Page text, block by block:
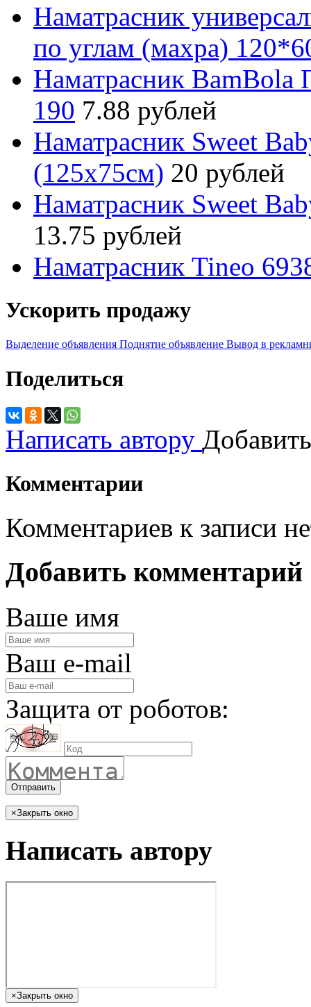
Наматрасник
по углам (махра)
Наматрасник
190 7.88 рублей
Наматрасник Sweet
(125х75см) 20 рублей
Наматрасник Sweet
13.75 рублей
Наматрасник Tineo
Ускорить продажу
Выделение объявления Поднятие объявление Вывод в
Поделиться
Написать автору
Комментарии
Комментариев к записи
Добавить комментарий
Ваше имя
Ваш e-mail
Защита от роботов:
Отправить
×Закрыть окно
Написать автору
×Закрыть окно